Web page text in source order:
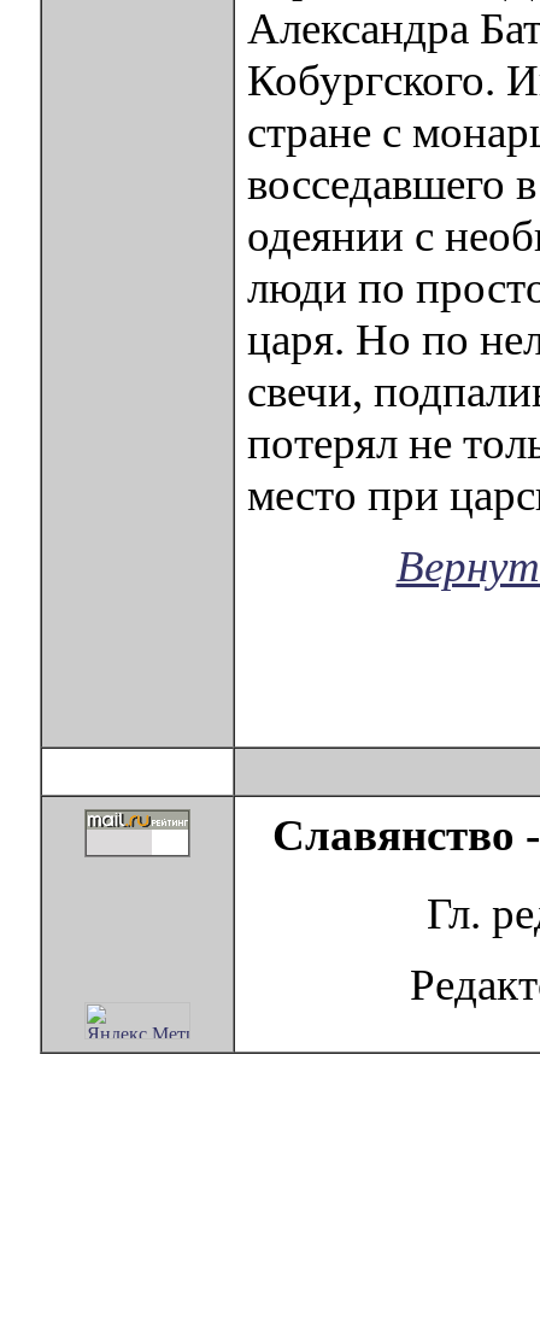
Александра
Кобургского.
стране с
восседавшего
одеянии с
люди по
царя. Но по
свечи,
потерял не
место при
Славянство
Гл.